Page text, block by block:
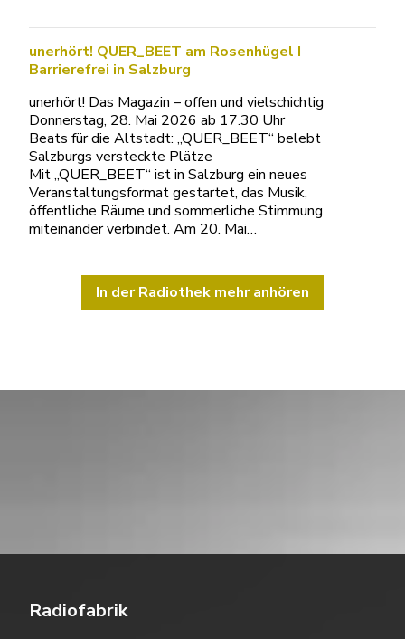
unerhört! QUER_BEET am Rosenhügel I
Barrierefrei in Salzburg
unerhört! Das Magazin – offen und vielschichtig
Donnerstag, 28. Mai 2026 ab 17.30 Uhr
Beats für die Altstadt: „QUER_BEET“ belebt
Salzburgs versteckte Plätze
Mit „QUER_BEET“ ist in Salzburg ein neues
Veranstaltungsformat gestartet, das Musik,
öffentliche Räume und sommerliche Stimmung
miteinander verbindet. Am 20. Mai…
In der Radiothek mehr anhören
Radiofabrik